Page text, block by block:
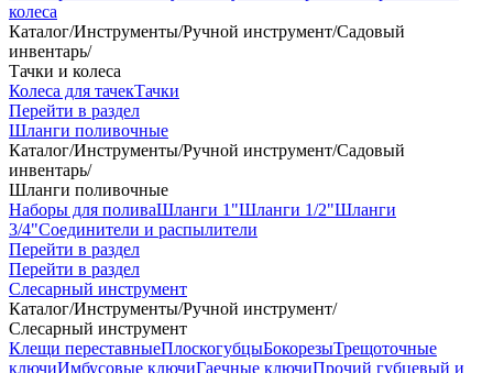
колеса
Каталог/Инструменты/Ручной инструмент/Садовый
инвентарь/
Тачки и колеса
Колеса для тачекТачки
Перейти в раздел
Шланги поливочные
Каталог/Инструменты/Ручной инструмент/Садовый
инвентарь/
Шланги поливочные
Наборы для поливаШланги 1"Шланги 1/2"Шланги
3/4"Соединители и распылители
Перейти в раздел
Перейти в раздел
Слесарный инструмент
Каталог/Инструменты/Ручной инструмент/
Слесарный инструмент
Клещи переставныеПлоскогубцыБокорезыТрещоточные
ключиИмбусовые ключиГаечные ключиПрочий губцевый и